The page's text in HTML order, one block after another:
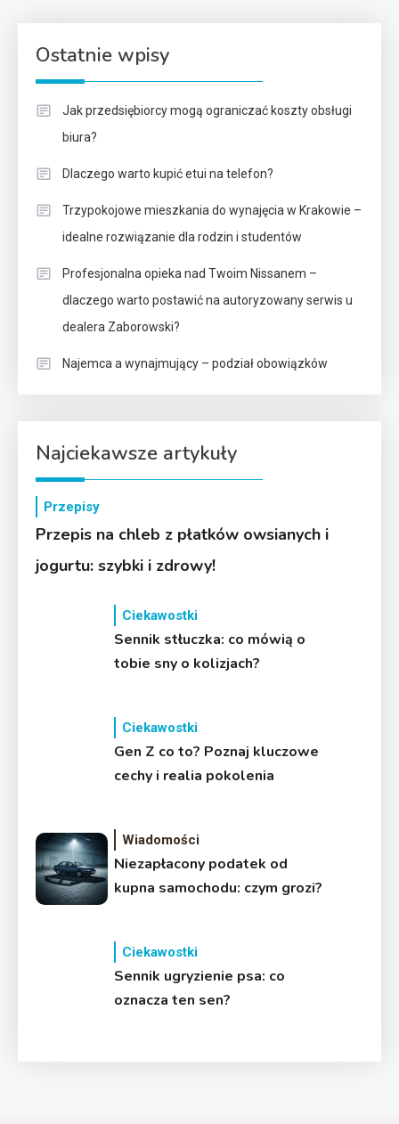
Ostatnie wpisy
Jak przedsiębiorcy mogą ograniczać koszty obsługi
biura?
Dlaczego warto kupić etui na telefon?
Trzypokojowe mieszkania do wynajęcia w Krakowie –
idealne rozwiązanie dla rodzin i studentów
Profesjonalna opieka nad Twoim Nissanem –
dlaczego warto postawić na autoryzowany serwis u
dealera Zaborowski?
Najemca a wynajmujący – podział obowiązków
Najciekawsze artykuły
Przepisy
Przepis na chleb z płatków owsianych i
jogurtu: szybki i zdrowy!
Ciekawostki
Sennik stłuczka: co mówią o
tobie sny o kolizjach?
Ciekawostki
Gen Z co to? Poznaj kluczowe
cechy i realia pokolenia
Wiadomości
Niezapłacony podatek od
kupna samochodu: czym grozi?
Ciekawostki
Sennik ugryzienie psa: co
oznacza ten sen?